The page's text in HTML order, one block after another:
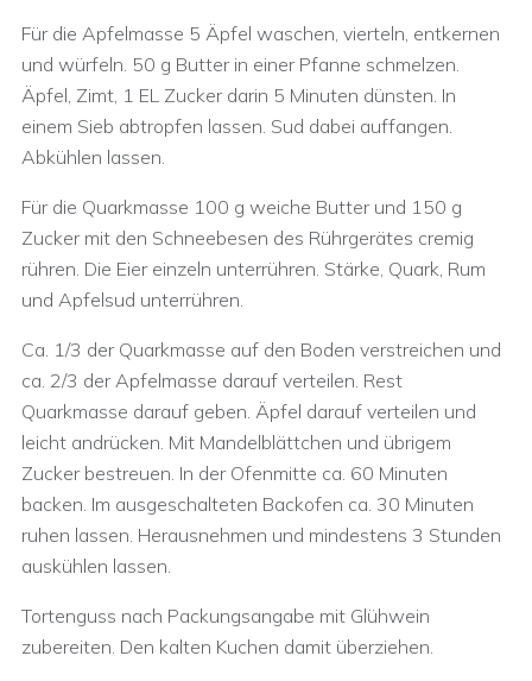
Für die Apfelmasse 5 Äpfel waschen, vierteln, entkernen
und würfeln. 50 g Butter in einer Pfanne schmelzen.
Äpfel, Zimt, 1 EL Zucker darin 5 Minuten dünsten. In
einem Sieb abtropfen lassen. Sud dabei auffangen.
Abkühlen lassen.
Für die Quarkmasse 100 g weiche Butter und 150 g
Zucker mit den Schneebesen des Rührgerätes cremig
rühren. Die Eier einzeln unterrühren. Stärke, Quark, Rum
und Apfelsud unterrühren.
Ca. 1/3 der Quarkmasse auf den Boden verstreichen und
ca. 2/3 der Apfelmasse darauf verteilen. Rest
Quarkmasse darauf geben. Äpfel darauf verteilen und
leicht andrücken. Mit Mandelblättchen und übrigem
Zucker bestreuen. In der Ofenmitte ca. 60 Minuten
backen. Im ausgeschalteten Backofen ca. 30 Minuten
ruhen lassen. Herausnehmen und mindestens 3 Stunden
auskühlen lassen.
Tortenguss nach Packungsangabe mit Glühwein
zubereiten. Den kalten Kuchen damit überziehen.